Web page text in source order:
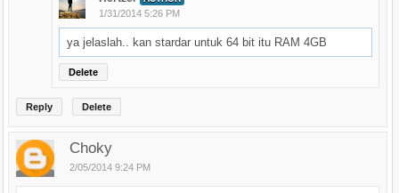
1/31/2014 5:26 PM
ya jelaslah.. kan stardar untuk 64 bit itu RAM 4GB
Delete
Reply Delete
Choky
2/05/2014 9:24 PM